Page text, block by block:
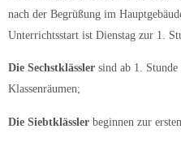
nach der Begrüßung im
Unterrichtsstart ist Dienstag zur 1.
Die Sechstklässler sind ab 1.
Klassenräumen;
Die Siebtklässler beginnen zur